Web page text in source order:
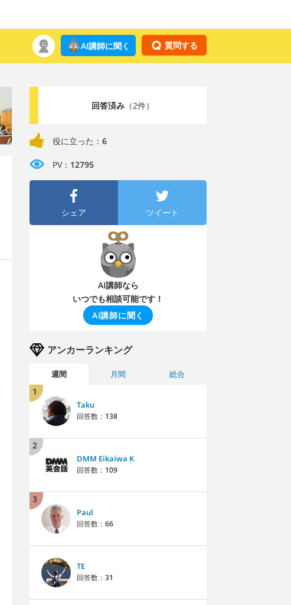
質問する
AI講師に聞く
回答済み（2件）
役に立った： 6
PV： 12795
シェア ツイート
AI講師なら
いつでも相談可能です！
AI講師に聞く
アンカーランキング
週間 月間 総合
1
Taku
回答数： 138
2
DMM Eikaiwa K
回答数： 109
3
Paul
回答数： 66
TE
回答数： 31